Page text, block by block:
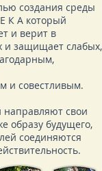
создания среды
К А который
и верит в
и защищает слабых,
и совестливым.
направляют свои
образу будущего,
соединяются